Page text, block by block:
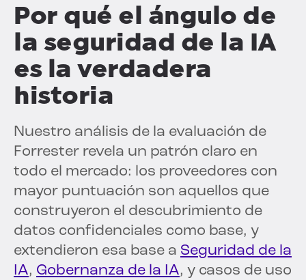
Por qué el ángulo de
la seguridad de la IA
es la verdadera
historia
Nuestro análisis de la evaluación de
Forrester revela un patrón claro en
todo el mercado: los proveedores con
mayor puntuación son aquellos que
construyeron el descubrimiento de
datos confidenciales como base, y
extendieron esa base a Seguridad de la
IA, Gobernanza de la IA, y casos de uso